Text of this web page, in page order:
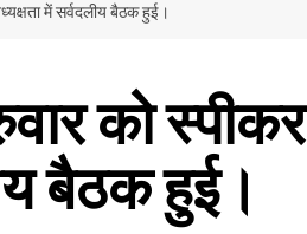
में सर्वदलीय बैठक हुई।
को स्पीकर
बैठक हुई।